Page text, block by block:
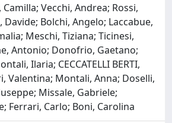
Camilla; Vecchi, Andrea; Rossi,
Davide; Bolchi, Angelo; Laccabue,
Meschi, Tiziana; Ticinesi,
Antonio; Donofrio, Gaetano;
Ilaria; CECCATELLI BERTI,
Valentina; Montali, Anna; Doselli,
Missale, Gabriele;
Ferrari, Carlo; Boni, Carolina